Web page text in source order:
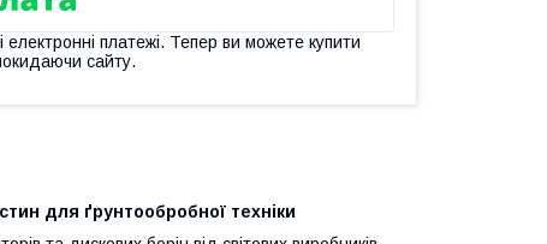
електронні платежі. Тепер ви можете купити
сайту.
для ґрунтообробної техніки